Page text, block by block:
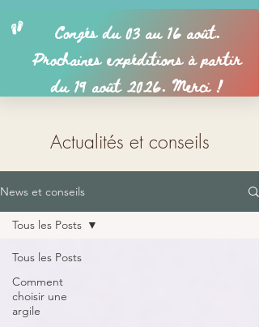
Actualités et conseils
News et conseils
Tous les Posts
Comment
choisir une
argile
Tous les Posts